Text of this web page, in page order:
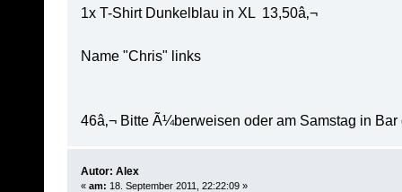
1x T-Shirt Dunkelblau in XL 13,50â‚¬
Name "Chris" links
46â‚¬ Bitte Ã¼berweisen oder am Samstag in Bar
Autor: Alex
« am: 18. September 2011, 22:22:09 »